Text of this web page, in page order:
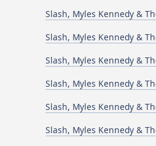
Slash, Myles Kennedy &
Slash, Myles Kennedy &
Slash, Myles Kennedy &
Slash, Myles Kennedy &
Slash, Myles Kennedy &
Slash, Myles Kennedy &